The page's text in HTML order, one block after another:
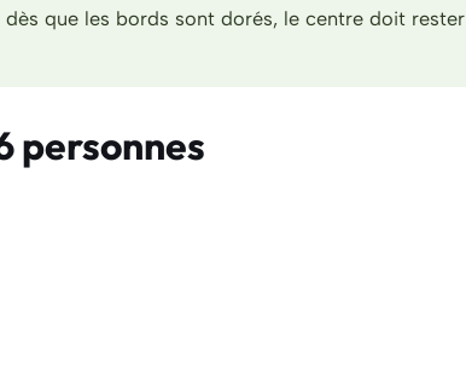
que les bords sont dorés, le centre doit rester
personnes